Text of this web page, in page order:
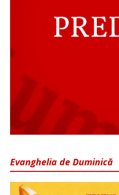
Evanghelia de Duminică